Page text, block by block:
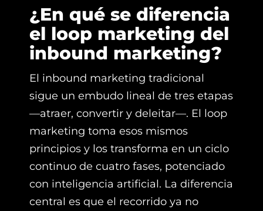
¿En qué se diferencia
el loop marketing del
inbound marketing?
El inbound marketing tradicional
sigue un embudo lineal de tres etapas
—atraer, convertir y deleitar—. El loop
marketing toma esos mismos
principios y los transforma en un ciclo
continuo de cuatro fases, potenciado
con inteligencia artificial. La diferencia
central es que el recorrido ya no